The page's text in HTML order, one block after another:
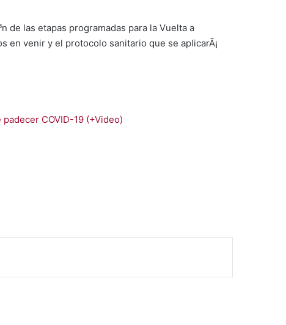
de las etapas programadas para la Vuelta a
en venir y el protocolo sanitario que se aplicarÃ¡
COVID-19 (+Video)